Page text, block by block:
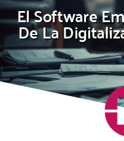
El Software
De La